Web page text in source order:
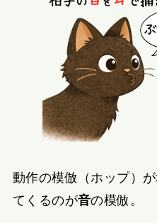
動作の模倣（ホップ）
てくるのが音の模倣。